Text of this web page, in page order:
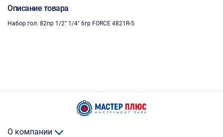
Описание товара
Набор гол. 82пр 1/2" 1/4" 6гр FORCE 4821R-5
О компании